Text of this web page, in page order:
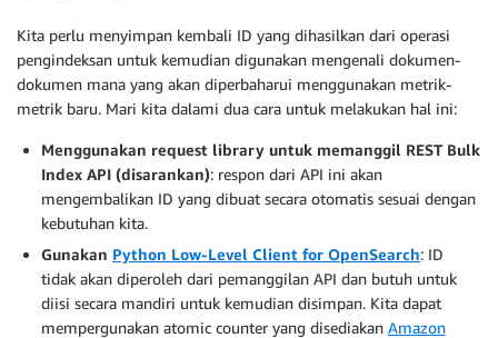
Kita perlu menyimpan kembali ID yang dihasilkan dari operasi
pengindeksan untuk kemudian digunakan mengenali dokumen-
dokumen mana yang akan diperbaharui menggunakan metrik-
metrik baru. Mari kita dalami dua cara untuk melakukan hal ini:
Menggunakan request library untuk memanggil REST Bulk
Index API (disarankan): respon dari API ini akan
mengembalikan ID yang dibuat secara otomatis sesuai dengan
kebutuhan kita.
Gunakan Python Low-Level Client for OpenSearch: ID
tidak akan diperoleh dari pemanggilan API dan butuh untuk
diisi secara mandiri untuk kemudian disimpan. Kita dapat
mempergunakan atomic counter yang disediakan Amazon